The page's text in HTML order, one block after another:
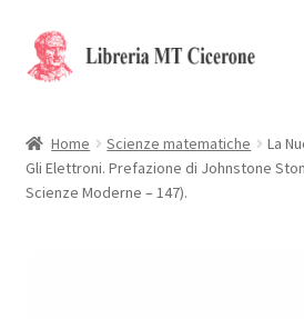
Vai
alla
Vai
al
Libri rari
Home Scienze matematiche
La
Gli Elettroni. Prefazione di Johnstone
Scienze Moderne – 147).